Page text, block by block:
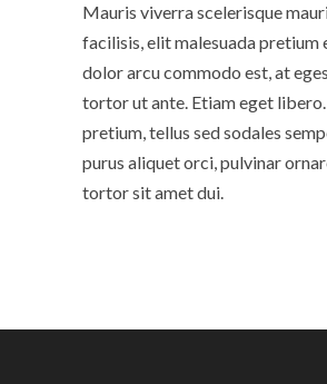
Mauris viverra scelerisque
facilisis, elit malesuada pretium
dolor arcu commodo est, at
tortor ut ante. Etiam eget libero.
pretium, tellus sed sodales
purus aliquet orci, pulvinar
tortor sit amet dui.